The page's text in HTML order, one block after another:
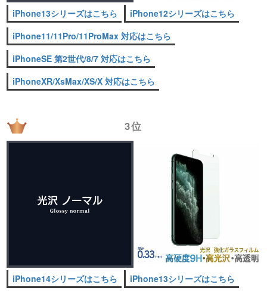
iPhone13シリーズはこちら
iPhone12シリーズはこちら
iPhone11/11Pro/11ProMax 対応はこちら
iPhoneSE 第2世代/8/7 対応はこちら
iPhoneXR/XsMax/XS/X 対応はこちら
3位
iPhone14シリーズはこちら
iPhone13シリーズはこちら